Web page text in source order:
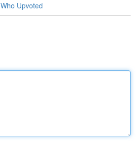
Who Upvoted